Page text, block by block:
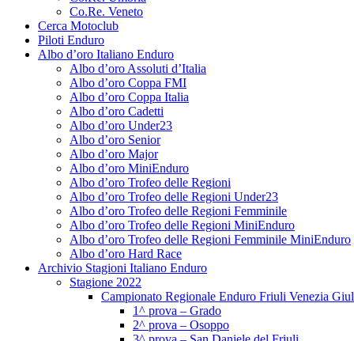
Co.Re. Veneto
Cerca Motoclub
Piloti Enduro
Albo d’oro Italiano Enduro
Albo d’oro Assoluti d’Italia
Albo d’oro Coppa FMI
Albo d’oro Coppa Italia
Albo d’oro Cadetti
Albo d’oro Under23
Albo d’oro Senior
Albo d’oro Major
Albo d’oro MiniEnduro
Albo d’oro Trofeo delle Regioni
Albo d’oro Trofeo delle Regioni Under23
Albo d’oro Trofeo delle Regioni Femminile
Albo d’oro Trofeo delle Regioni MiniEnduro
Albo d’oro Trofeo delle Regioni Femminile MiniEnduro
Albo d’oro Hard Race
Archivio Stagioni Italiano Enduro
Stagione 2022
Campionato Regionale Enduro Friuli Venezia
1^ prova – Grado
2^ prova – Osoppo